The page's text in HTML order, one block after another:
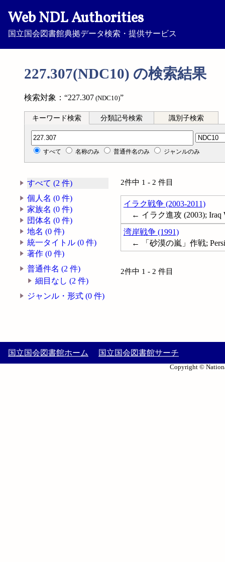
Web NDL Authorities
国立国会図書館典拠データ検索・提供サービス
227.307(NDC10) の検索結果
検索対象：“227.307 (NDC10)”
キーワード検索 分類記号検索 識別子検索
分類記号検索
すべて 名称のみ 普通件名のみ ジャンルのみ
すべて (2 件)
個人名 (0 件)
家族名 (0 件)
団体名 (0 件)
地名 (0 件)
統一タイトル (0 件)
著作 (0 件)
普通件名 (2 件)
細目なし (2 件)
ジャンル・形式 (0 件)
2件中 1 - 2 件目
イラク戦争 (2003-2011)
← イラク進攻 (2003); Iraq
湾岸戦争 (1991)
← 「砂漠の嵐」作戦;
2件中 1 - 2 件目
国立国会図書館ホーム 国立国会図書館サーチ
Copyright ©